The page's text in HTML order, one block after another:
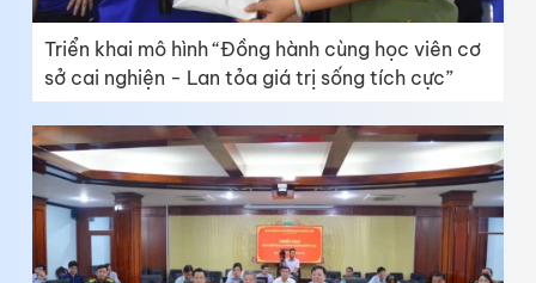
Triển khai mô hình “Đồng hành cùng học viên cơ
sở cai nghiện - Lan tỏa giá trị sống tích cực”